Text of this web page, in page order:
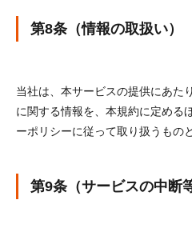
第8条（情報の取扱い）
当社は、本サービスの提供にあた
に関する情報を、本規約に定める
ーポリシーに従って取り扱うもの
第9条（サービスの中断